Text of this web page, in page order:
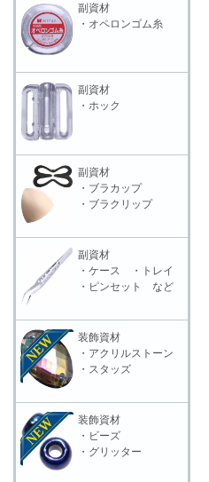
副資材
・オペロンゴム糸
副資材
・ホック
副資材
・ブラカップ
・ブラクリップ
副資材
・ケース ・トレイ
・ピンセット など
装飾資材
・アクリルストーン
・スタッズ
装飾資材
・ビーズ
・グリッター